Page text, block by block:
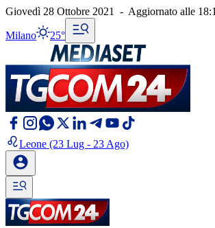
Giovedì 28 Ottobre 2021 - Aggiornato alle
Milano 25°
Leone (23 Lug - 23 Ago)